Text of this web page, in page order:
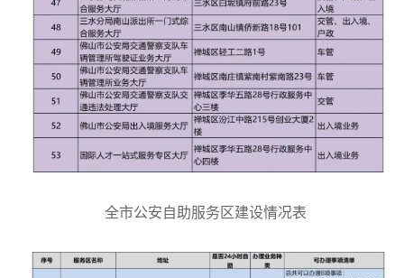
全市公安自助服务区建设情况表